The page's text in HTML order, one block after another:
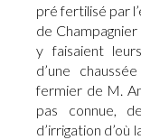
pré fertilisé par
de
y faisaient
d’une
fermier de M.
pas connue,
d’irrigation